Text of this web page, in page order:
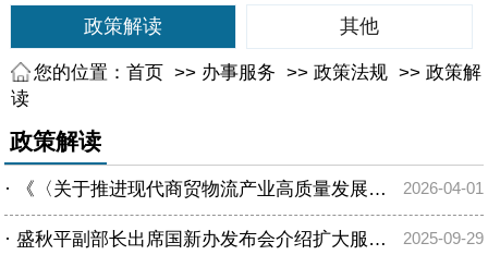
政策解读 其他
您的位置：首页 >> 办事服务 >>政策法规 >>政策解
读
政策解读
· 《〈关于推进现代商贸物流产业高质量发展的若干措施〉相关实施细则》解读说明 2026-04-01
· 盛秋平副部长出席国新办发布会介绍扩大服务消费有关政策措施 2025-09-29